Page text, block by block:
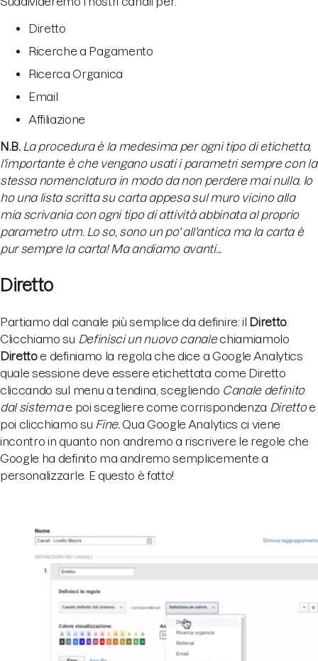
Diretto
Ricerche a Pagamento
Ricerca Organica
Email
Affiliazione
N.B. La procedura è la medesima per ogni tipo di etichetta,
l'importante è che vengano usati i parametri sempre con la
stessa nomenclatura in modo da non perdere mai nulla. Io
ho una lista scritta su carta appesa sul muro vicino alla
mia scrivania con ogni tipo di attività abbinata al proprio
parametro utm. Lo so, sono un po' all'antica ma la carta è
pur sempre la carta! Ma andiamo avanti...
Diretto
Partiamo dal canale più semplice da definire: il Diretto
Clicchiamo su Definisci un nuovo canalechiamiamolo
Direttoe definiamo la regola che dice a Google Analytics
quale sessione deve essere etichettata come Diretto
cliccando sul menu a tendina, scegliendo Canale definito
dal sistemae poi scegliere come corrispondenza Direttoe
poi clicchiamo su Fine.Qua Google Analytics ci viene
incontro in quanto non andremo a riscrivere le regole che
Google ha definito ma andremo semplicemente a
personalizzarle. E questo è fatto!